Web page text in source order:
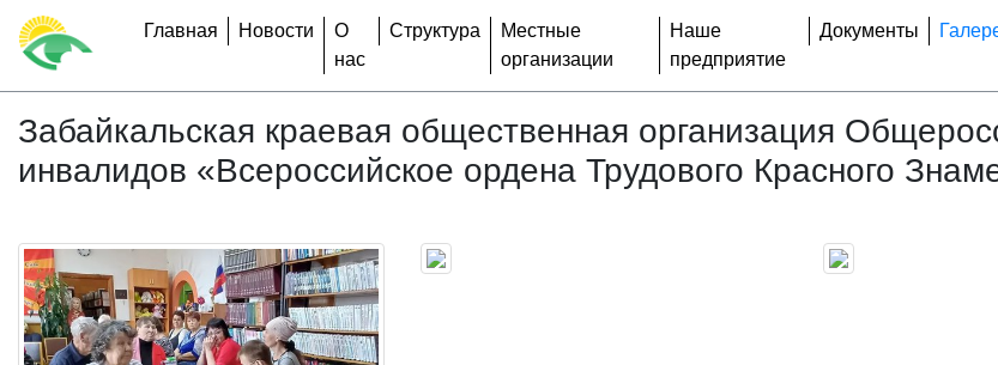
Главная Новости
О
нас
Структура
Местные
организации
Наше
предприятие
Документы
Забайкальская краевая общественная организация
инвалидов «Всероссийское ордена Трудового Красного